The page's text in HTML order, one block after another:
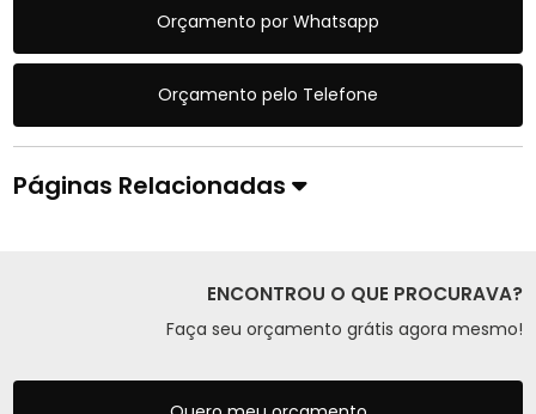
Orçamento por Whatsapp
Orçamento pelo Telefone
Páginas Relacionadas
ENCONTROU O QUE PROCURAVA?
Faça seu orçamento grátis agora mesmo!